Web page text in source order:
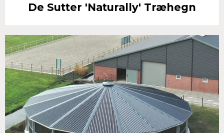
De Sutter 'Naturally' Træhegn